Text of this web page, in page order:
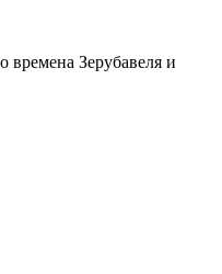
времена Зерубавеля и